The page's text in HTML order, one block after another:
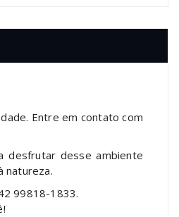
Entre em contato com
desfrutar desse ambiente
natureza.
99818-1833.